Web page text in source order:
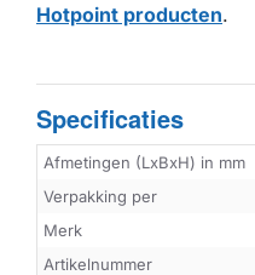
Hotpoint producten.
Specificaties
Afmetingen (LxBxH) in mm
Verpakking per
Merk
Artikelnummer